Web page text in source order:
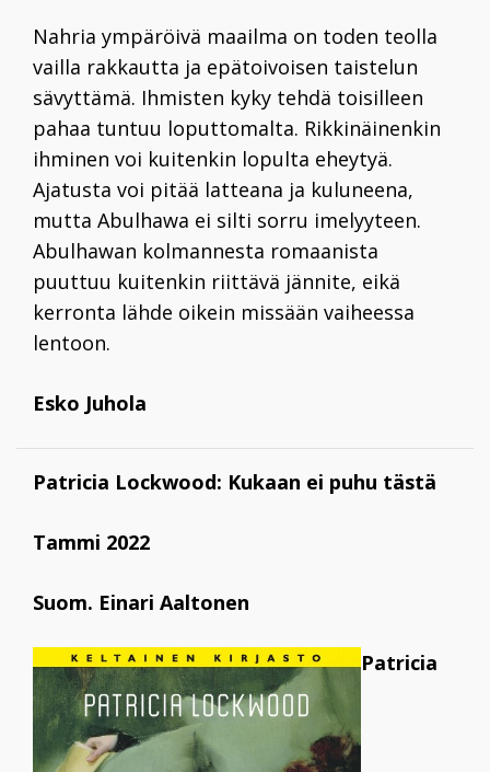
Nahria ympäröivä maailma on toden teolla
vailla rakkautta ja epätoivoisen taistelun
sävyttämä. Ihmisten kyky tehdä toisilleen
pahaa tuntuu loputtomalta. Rikkinäinenkin
ihminen voi kuitenkin lopulta eheytyä.
Ajatusta voi pitää latteana ja kuluneena,
mutta Abulhawa ei silti sorru imelyyteen.
Abulhawan kolmannesta romaanista
puuttuu kuitenkin riittävä jännite, eikä
kerronta lähde oikein missään vaiheessa
lentoon.
Esko Juhola
Patricia Lockwood: Kukaan ei puhu tästä
Tammi 2022
Suom. Einari Aaltonen
Patricia